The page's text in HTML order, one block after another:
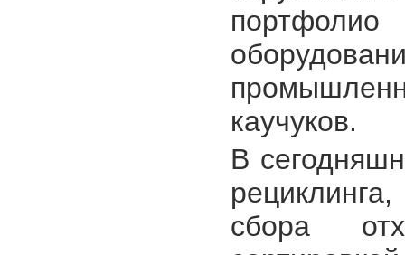
каучуков.
В
сбора